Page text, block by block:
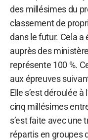
des millésimes du
classement de
dans le futur. Cela a
auprès des
représente 100 %.
aux épreuves
Elle s’est déroulée
cinq millésimes
s’est faite avec une
répartis en groupes